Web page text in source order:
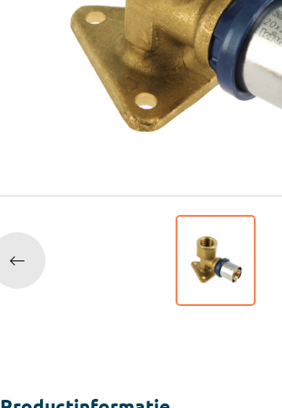
Accessoires
Baden
Wandpanelen